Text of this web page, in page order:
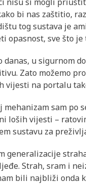
bi nas zaštitio,
tog sustava je
opasnost, sve što
danas, u sigurnom
Zato možemo
vijesti na portalu
mehanizam sam po
loših vijesti –
sustavu za
generalizacije
Strah, sram i
bili najbliži onda